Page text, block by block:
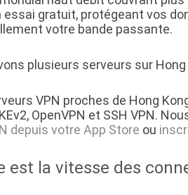
essai gratuit, protégeant vos
votre bande passante.
plusieurs serveurs sur
VPN proches de Hong
OpenVPN et SSH VPN.
depuis votre App Store ou
est la vitesse des